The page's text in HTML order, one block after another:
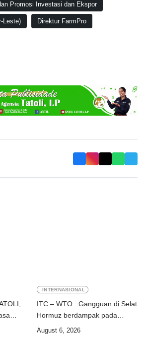
Promosi Investasi dan Ekspor
Leste) Direktur FarmPro
INTERNASIONAL
ITC – WTO : Gangguan di Selat
Hormuz berdampak pada
perdagangan energi, pupuk, dan
August 6, 2026